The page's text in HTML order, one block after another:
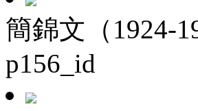
簡錦文（1924-
p156_id